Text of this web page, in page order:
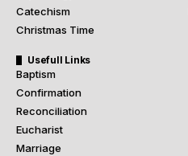
Catechism
Christmas Time
Usefull Links
Baptism
Confirmation
Reconciliation
Eucharist
Marriage